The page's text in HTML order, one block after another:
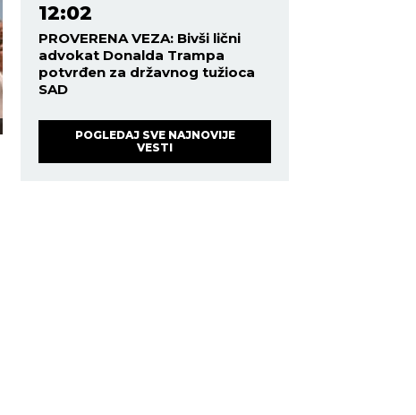
12:02
PROVERENA VEZA: Bivši lični
advokat Donalda Trampa
potvrđen za državnog tužioca
SAD
POGLEDAJ SVE NAJNOVIJE
VESTI